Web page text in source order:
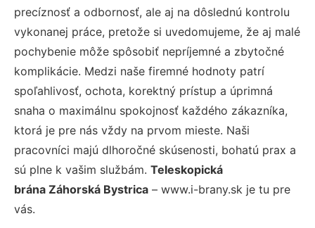
precíznosť a odbornosť, ale aj na dôslednú kontrolu
vykonanej práce, pretože si uvedomujeme, že aj malé
pochybenie môže spôsobiť nepríjemné a zbytočné
komplikácie. Medzi naše firemné hodnoty patrí
spoľahlivosť, ochota, korektný prístup a úprimná
snaha o maximálnu spokojnosť každého zákazníka,
ktorá je pre nás vždy na prvom mieste. Naši
pracovníci majú dlhoročné skúsenosti, bohatú prax a
sú plne k vašim službám. Teleskopická
brána Záhorská Bystrica – www.i-brany.sk je tu pre
vás.